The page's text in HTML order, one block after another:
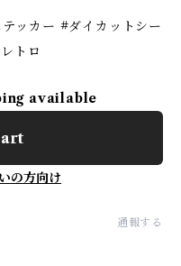
ッカー #ダイカットシー
トロ
available
の方向け
通報する